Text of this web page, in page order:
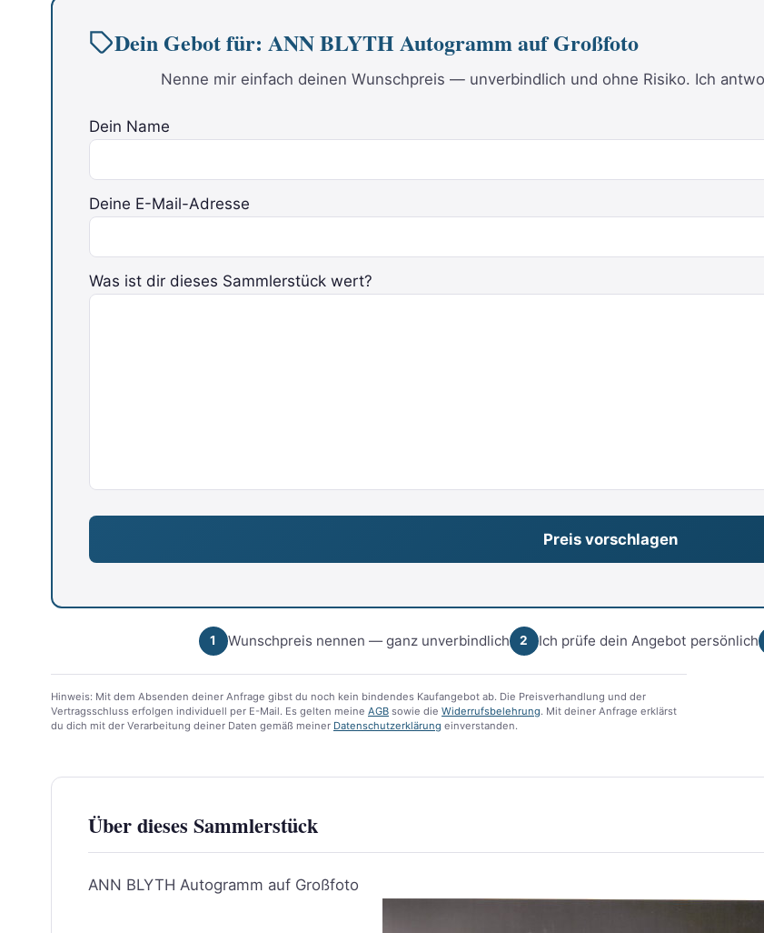
Dein Gebot für: ANN BLYTH Autogramm auf Großfoto
Nenne mir einfach deinen Wunschpreis — unverbindlich und ohne Risiko. Ich
Dein Name
Deine E-Mail-Adresse
Bitte lasse dieses Feld leer.
Was ist dir dieses Sammlerstück wert?
1 Wunschpreis nennen — ganz unverbindlich 2 Ich prüfe dein Angebot persönlich
Hinweis: Mit dem Absenden deiner Anfrage gibst du noch kein bindendes Kaufangebot ab. Die Preisverhandlung und der
Vertragsschluss erfolgen individuell per E-Mail. Es gelten meine AGB sowie die Widerrufsbelehrung. Mit deiner Anfrage erklärst
du dich mit der Verarbeitung deiner Daten gemäß meiner Datenschutzerklärung einverstanden.
Über dieses Sammlerstück
ANN BLYTH Autogramm auf Großfoto